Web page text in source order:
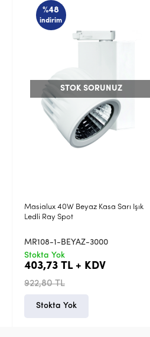
%48
indirim
STOK SORUNUZ
Masialux 40W Beyaz Kasa Sarı Işık
Ledli Ray Spot
MR108-1-BEYAZ-3000
Stokta Yok
403,73 TL + KDV
922,80 TL
Stokta Yok